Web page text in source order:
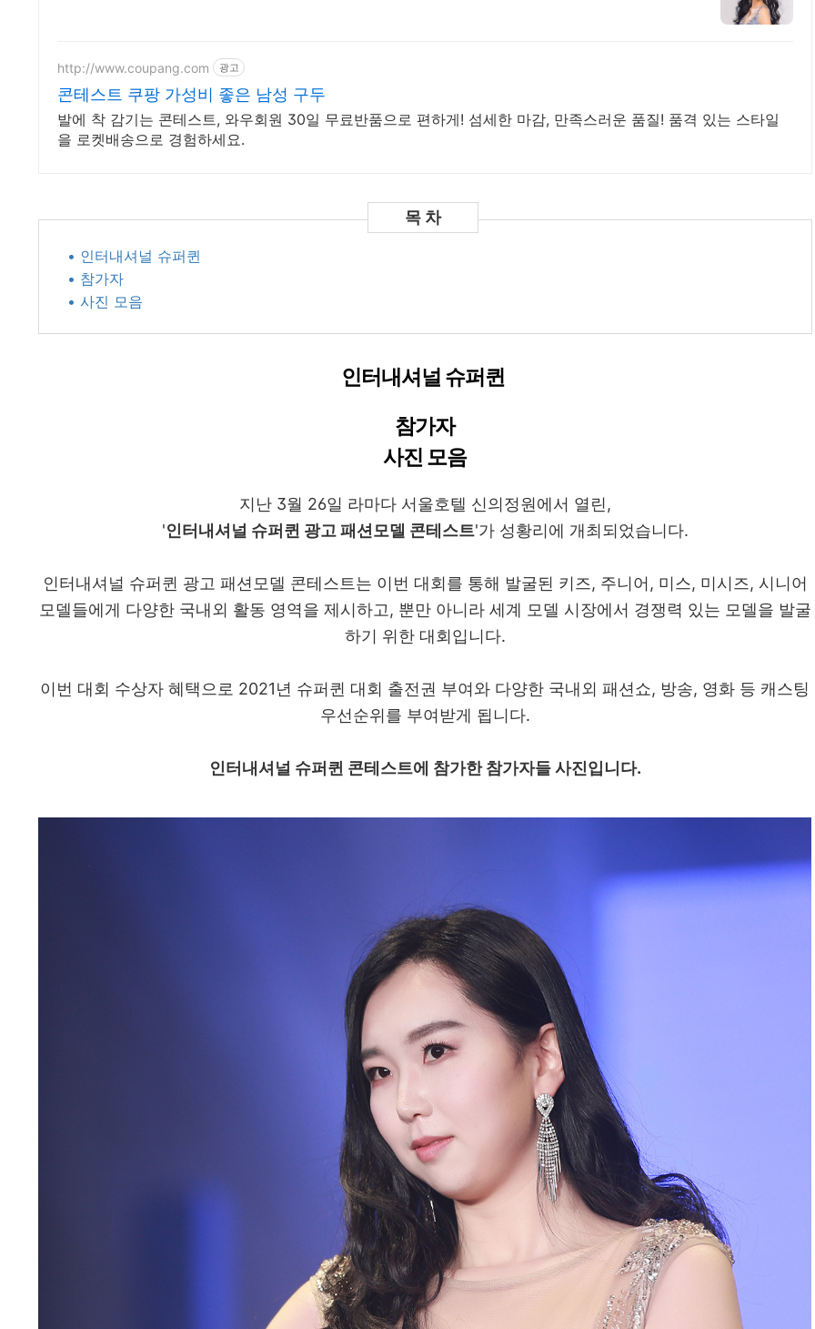
http://www.coupang.com 광고
콘테스트 쿠팡 가성비 좋은 남성 구두
발에 착 감기는 콘테스트, 와우회원 30일 무료반품으로 편하게! 섬세한 마감, 만족스러운 품질! 품격 있는 스타일
을 로켓배송으로 경험하세요.
• 인터내셔널 슈퍼퀸
• 참가자
• 사진 모음
인터내셔널 슈퍼퀸
참가자
사진 모음
지난 3월 26일 라마다 서울호텔 신의정원에서 열린,
'인터내셔널 슈퍼퀸 광고 패션모델 콘테스트'가 성황리에 개최되었습니다.
인터내셔널 슈퍼퀸 광고 패션모델 콘테스트는 이번 대회를 통해 발굴된 키즈, 주니어, 미스, 미시즈, 시니어
모델들에게 다양한 국내외 활동 영역을 제시하고, 뿐만 아니라 세계 모델 시장에서 경쟁력 있는 모델을 발굴
하기 위한 대회입니다.
이번 대회 수상자 혜택으로 2021년 슈퍼퀸 대회 출전권 부여와 다양한 국내외 패션쇼, 방송, 영화 등 캐스팅
우선순위를 부여받게 됩니다.
인터내셔널 슈퍼퀸 콘테스트에 참가한 참가자들 사진입니다.